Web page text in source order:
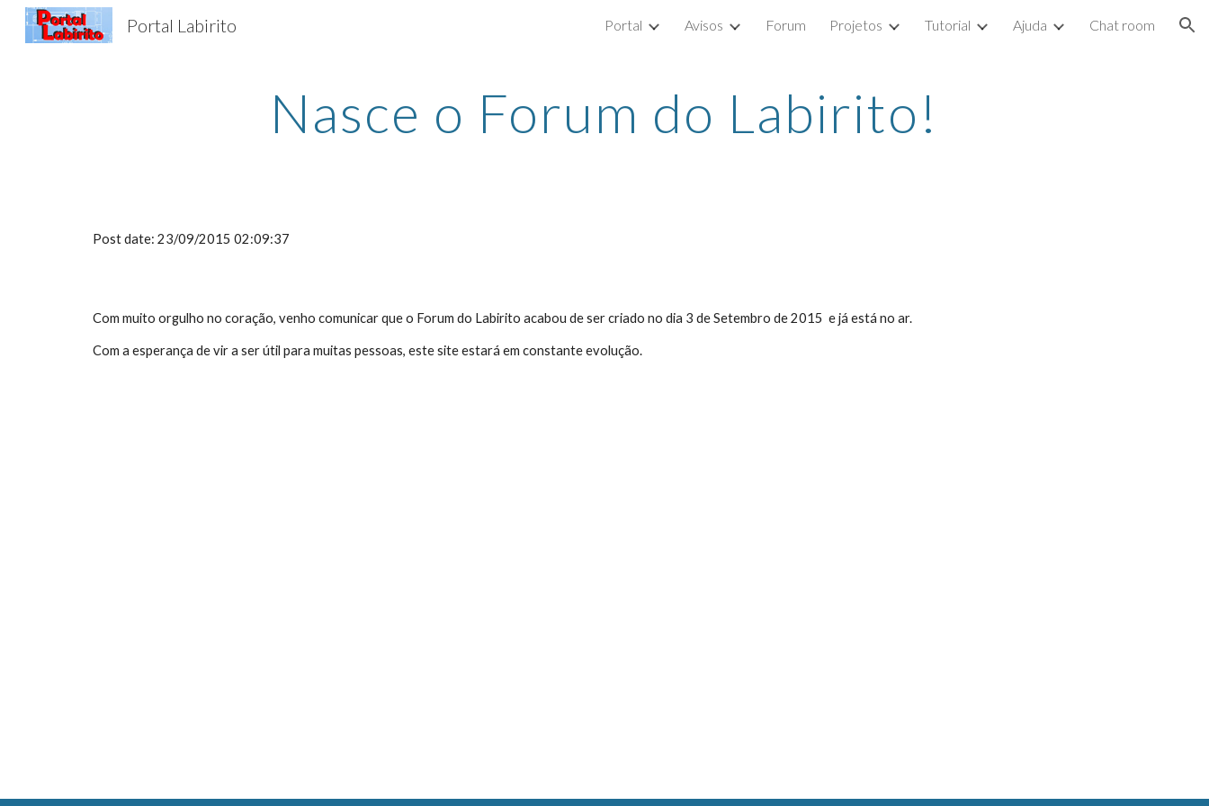
Skip to navigation
Portal Labirito Portal Avisos Forum Projetos Tutorial Ajuda Chat room
Nasce o Forum do Labirito!
Post date: 23/09/2015 02:09:37
Com muito orgulho no coração, venho comunicar que o Forum do Labirito acabou de ser criado no dia 3 de Setembro de 2015  e já está no ar.
Com a esperança de vir a ser útil para muitas pessoas, este site estará em constante evolução.